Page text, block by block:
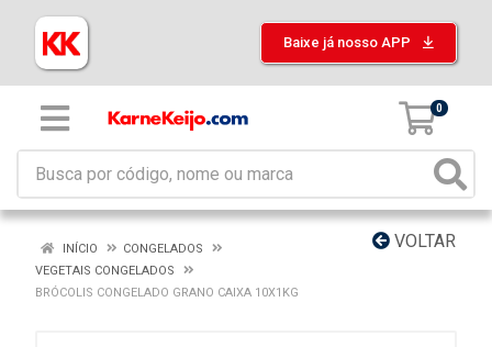
Baixe já nosso APP
0
VOLTAR
INÍCIO
CONGELADOS
VEGETAIS CONGELADOS
BRÓCOLIS CONGELADO GRANO CAIXA 10X1KG